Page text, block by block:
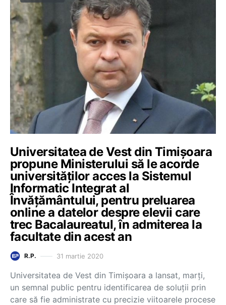
Universitatea de Vest din Timișoara
propune Ministerului să le acorde
universităților acces la Sistemul
Informatic Integrat al
Învățământului, pentru preluarea
online a datelor despre elevii care
trec Bacalaureatul, în admiterea la
facultate din acest an
R.P. 31 martie 2020
Universitatea de Vest din Timişoara a lansat, marţi,
un semnal public pentru identificarea de soluţii prin
care să fie administrate cu precizie viitoarele procese